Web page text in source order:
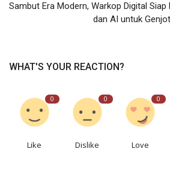
Sambut Era Modern, Warkop Digital
dan AI untuk
WHAT'S YOUR REACTION?
0
Like
0
Dislike
0
Love